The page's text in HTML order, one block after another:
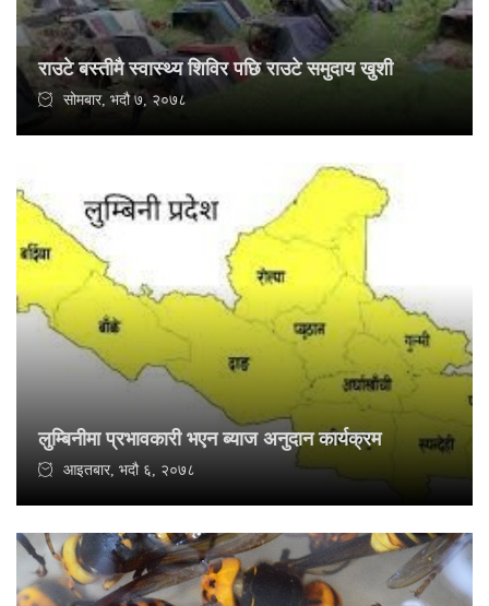
राउटे बस्तीमै स्वास्थ्य शिविर पछि राउटे समुदाय खुशी
सोमबार, भदौ ७, २०७८
लुम्बिनीमा प्रभावकारी भएन ब्याज अनुदान कार्यक्रम
आइतबार, भदौ ६, २०७८